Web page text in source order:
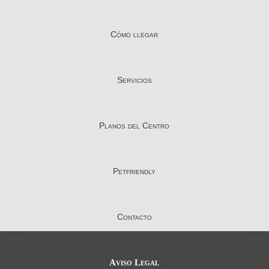
Cómo llegar
Servicios
Planos del Centro
Petfriendly
Contacto
Aviso Legal